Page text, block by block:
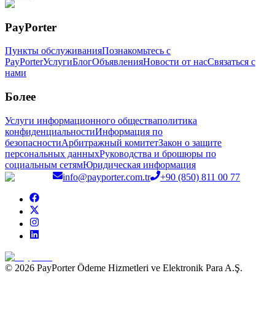
PayPorter
Пункты обслуживанияПознакомьтесь с
PayPorterУслугиБлогОбъявленияНовости от насСвязаться с
нами
Более
Услуги информационного обществаполитика
конфиденциальностиИнформация по
безопасностиАрбитражный комитетЗакон о защите
персональных данныхРуководства и брошюры по
социальным сетямЮридическая информация
info@payporter.com.tr
+90 (850) 811 00 77
© 2026 PayPorter Ödeme Hizmetleri ve Elektronik Para A.Ş.